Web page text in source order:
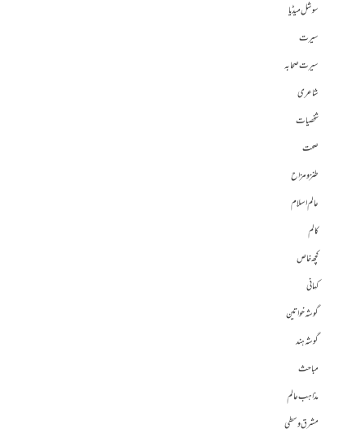
سوشل میڈیا
سیرت
سیرت صحابہ
شاعری
شخصیات
صحت
طنز و مزاح
عالم اسلام
کالم
کچھ خاص
کہانی
گوشہ خواتین
گوشہ ہند
مباحث
مذاہب عالم
مشرق وسطی